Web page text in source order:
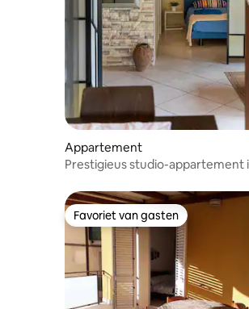
Appartement
Prestigieus studio-appartement
Favoriet van gasten
Favoriet van gasten